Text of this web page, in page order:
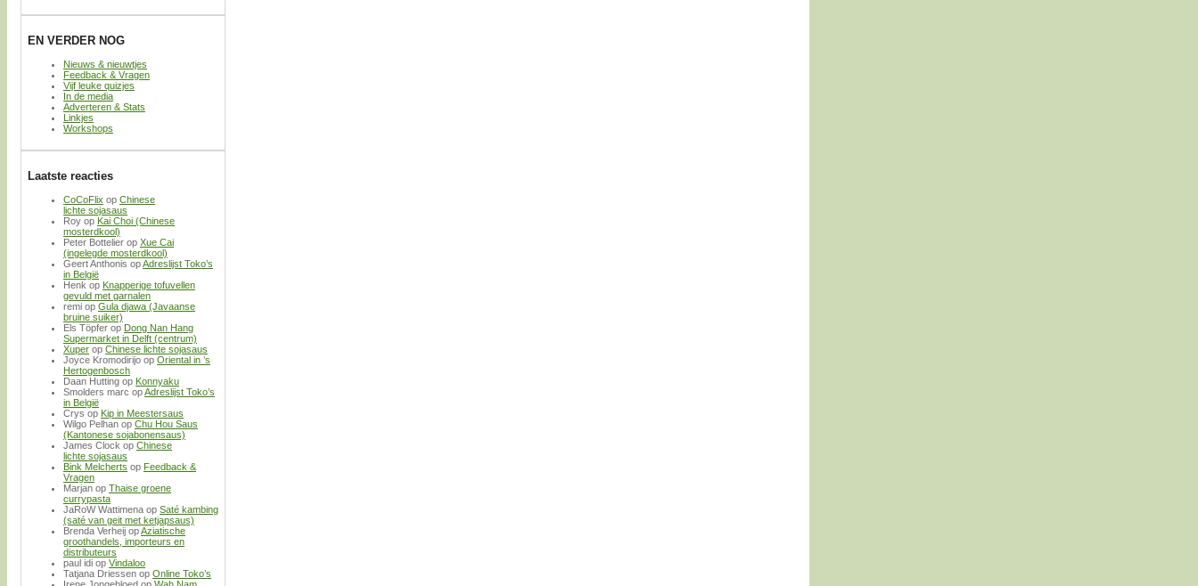
EN VERDER NOG
Nieuws & nieuwtjes
Feedback & Vragen
Vijf leuke quizjes
In de media
Adverteren & Stats
Linkjes
Workshops
Laatste reacties
CoCoFlix op Chinese
lichte sojasaus
Roy op Kai Choi (Chinese
mosterdkool)
Peter Bottelier op Xue Cai
(ingelegde mosterdkool)
Geert Anthonis opAdreslijst Toko’s
in België
Henk op Knapperige tofuvellen
gevuld met garnalen
remi op Gula djawa (Javaanse
bruine suiker)
Els Töpfer op Dong Nan Hang
Supermarket in Delft (centrum)
Xuper op Chinese lichte sojasaus
Joyce Kromodirijo op Oriental in ’s
Hertogenbosch
Daan Hutting op Konnyaku
Smolders marc opAdreslijst Toko’s
in België
Crys op Kip in Meestersaus
Wilgo Pelhan op Chu Hou Saus
(Kantonese sojabonensaus)
James Clock op Chinese
lichte sojasaus
Bink Melcherts op Feedback &
Vragen
Marjan op Thaise groene
currypasta
JaRoW Wattimena op Saté kambing
(saté van geit met ketjapsaus)
Brenda Verheij opAziatische
groothandels, importeurs en
distributeurs
paul idi op Vindaloo
Tatjana Driessen op Online Toko’s